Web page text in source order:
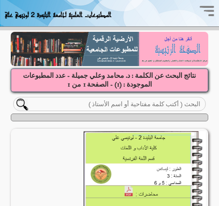
المطبوعات العلمية لجامعة البليدة 2 لونيسي علي
نتائج البحث عن الكلمة : د. محامد وعلي جميلة - عدد المطبوعات
الموجودة : (1) - الصفحة1 من1